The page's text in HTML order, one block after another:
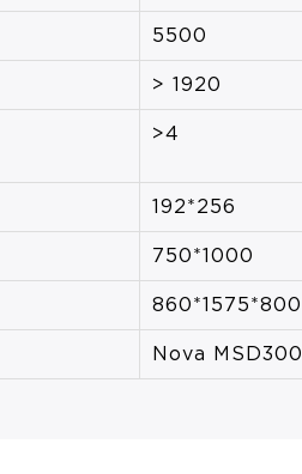
5500
> 1920
>4
192*256
750*1000
860*1575*800
Nova MSD300